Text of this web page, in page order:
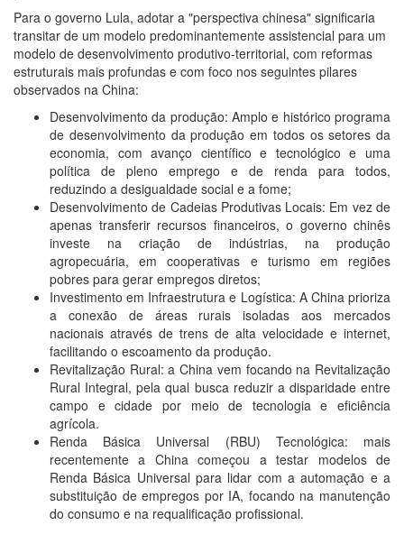
Para o governo Lula, adotar a "perspectiva chinesa" significaria
transitar de um modelo predominantemente assistencial para um
modelo de desenvolvimento produtivo-territorial, com reformas
estruturais mais profundas e com foco nos seguintes pilares
observados na China:
Desenvolvimento da produção: Amplo e histórico programa
de desenvolvimento da produção em todos os setores da
economia, com avanço científico e tecnológico e uma
política de pleno emprego e de renda para todos,
reduzindo a desigualdade social e a fome;
Desenvolvimento de Cadeias Produtivas Locais: Em vez de
apenas transferir recursos financeiros, o governo chinês
investe na criação de indústrias, na produção
agropecuária, em cooperativas e turismo em regiões
pobres para gerar empregos diretos;
Investimento em Infraestrutura e Logística: A China prioriza
a conexão de áreas rurais isoladas aos mercados
nacionais através de trens de alta velocidade e internet,
facilitando o escoamento da produção.
Revitalização Rural: a China vem focando na Revitalização
Rural Integral, pela qual busca reduzir a disparidade entre
campo e cidade por meio de tecnologia e eficiência
agrícola.
Renda Básica Universal (RBU) Tecnológica: mais
recentemente a China começou a testar modelos de
Renda Básica Universal para lidar com a automação e a
substituição de empregos por IA, focando na manutenção
do consumo e na requalificação profissional.